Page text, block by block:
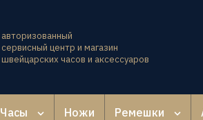
авторизованный
сервисный центр и магазин
швейцарских часов и аксессуаров
Часы Ножи Ремешки